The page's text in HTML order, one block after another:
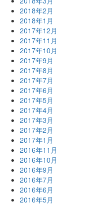
2018年2月
2018年1月
2017年12月
2017年11月
2017年10月
2017年9月
2017年8月
2017年7月
2017年6月
2017年5月
2017年4月
2017年3月
2017年2月
2017年1月
2016年11月
2016年10月
2016年9月
2016年7月
2016年6月
2016年5月